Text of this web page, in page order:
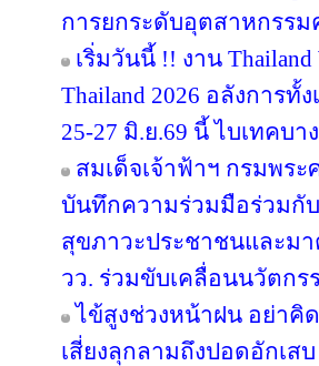
การยกระดับอุตสาหกรร
เริ่มวันนี้ !! งาน Thailand
Thailand 2026 อลังการ
25-27 มิ.ย.69 นี้ ไบเทคบา
สมเด็จเจ้าฟ้าฯ กรมพร
บันทึกความร่วมมือร่วมกั
สุขภาวะประชาชนและม
วว. ร่วมขับเคลื่อนนวัตก
ไข้สูงช่วงหน้าฝน อย่าคิ
เสี่ยงลุกลามถึงปอดอักเสบ